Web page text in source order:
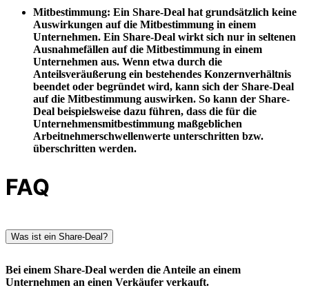
Mitbestimmung: Ein Share-Deal hat grundsätzlich keine
Auswirkungen auf die Mitbestimmung in einem
Unternehmen. Ein Share-Deal wirkt sich nur in seltenen
Ausnahmefällen auf die Mitbestimmung in einem
Unternehmen aus. Wenn etwa durch die
Anteilsveräußerung ein bestehendes Konzernverhältnis
beendet oder begründet wird, kann sich der Share-Deal
auf die Mitbestimmung auswirken. So kann der Share-
Deal beispielsweise dazu führen, dass die für die
Unternehmensmitbestimmung maßgeblichen
Arbeitnehmerschwellenwerte unterschritten bzw.
überschritten werden.
FAQ
Was ist ein Share-Deal?
Bei einem Share-Deal werden die Anteile an einem
Unternehmen an einen Verkäufer verkauft.